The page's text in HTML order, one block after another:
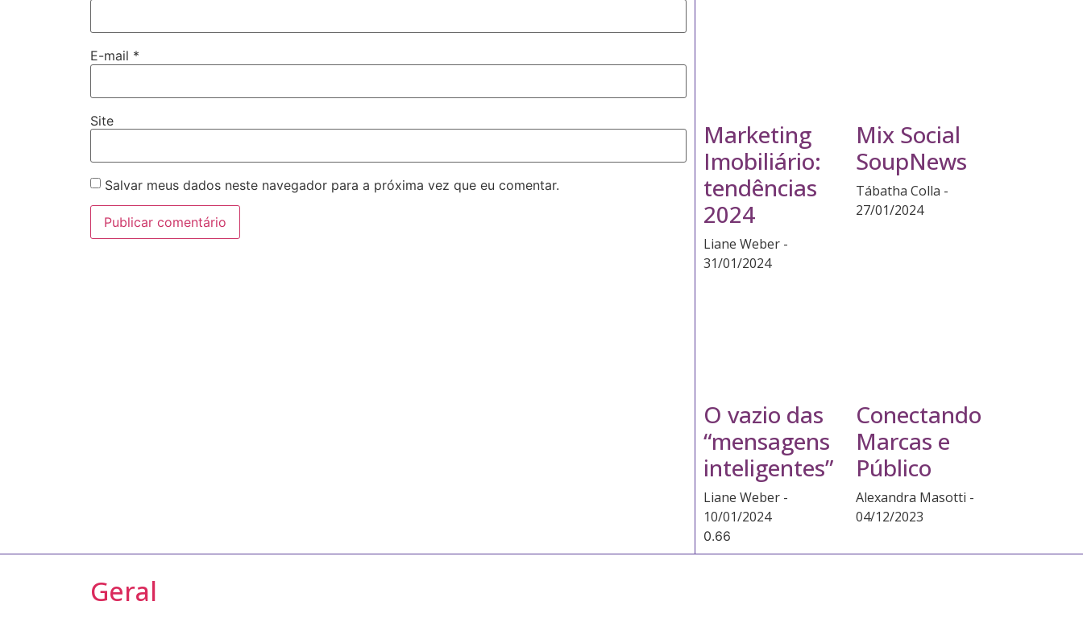
E-mail *
Site
Salvar meus dados neste navegador para a próxima vez que eu comentar.
Marketing
Imobiliário:
tendências
2024
Liane Weber
31/01/2024
Mix Social
SoupNews
Tábatha Colla
27/01/2024
O vazio das
“mensagens
inteligentes”
Liane Weber
10/01/2024
Conectando
Marcas e
Público
Alexandra Masotti
04/12/2023
Geral